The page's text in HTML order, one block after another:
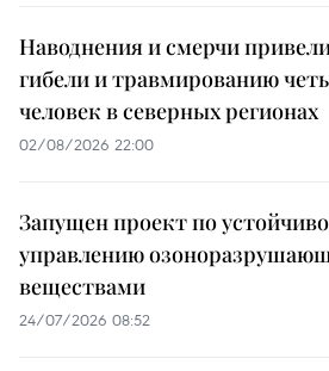
Наводнения и смерчи
гибели и травмированию
человек в северных регионах
02/08/2026 22:00
Запущен проект по
управлению
веществами
24/07/2026 08:52